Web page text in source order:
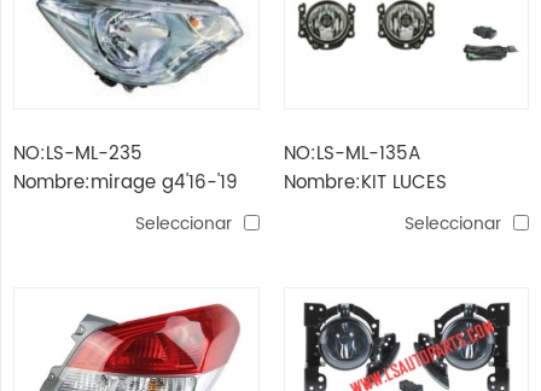
NO:LS-ML-235
Nombre:mirage g4'16-'19
lámpara de cabeza
Seleccionar
NO:LS-ML-135A
Nombre:KIT LUCES
ANTINIEBLA mirage 2017
Seleccionar